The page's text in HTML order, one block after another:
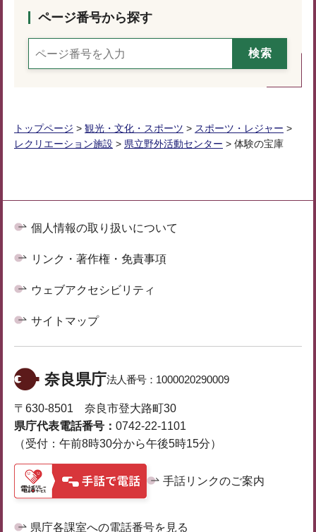
ページ番号から探す
トップページ > 観光・文化・スポーツ > スポーツ・レジャー >
レクリエーション施設 > 県立野外活動センター > 体験の宝庫
個人情報の取り扱いについて
リンク・著作権・免責事項
ウェブアクセシビリティ
サイトマップ
奈良県庁法人番号： 1000020290009
〒630-8501 奈良市登大路町30
県庁代表電話番号： 0742-22-1101
（受付：午前8時30分から午後5時15分）
手話リンクのご案内
県庁各課室への電話番号を見る